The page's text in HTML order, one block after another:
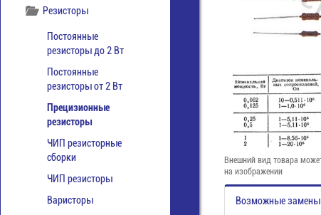
Резисторы
Постоянные
резисторы до 2 Вт
Постоянные
резисторы от 2 Вт
Прецизионные
резисторы
ЧИП резисторные
сборки
ЧИП резисторы
Варисторы
Внешний вид товара
на изображении
Возможные замены